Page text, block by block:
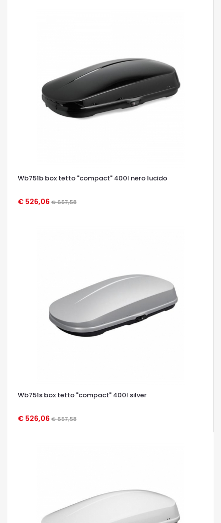
Wb751b box tetto "compact" 400l nero lucido
€ 526,06 € 657,58
OCCHIATA VELOCE
Wb751s box tetto "compact" 400l silver
€ 526,06 € 657,58
OCCHIATA VELOCE